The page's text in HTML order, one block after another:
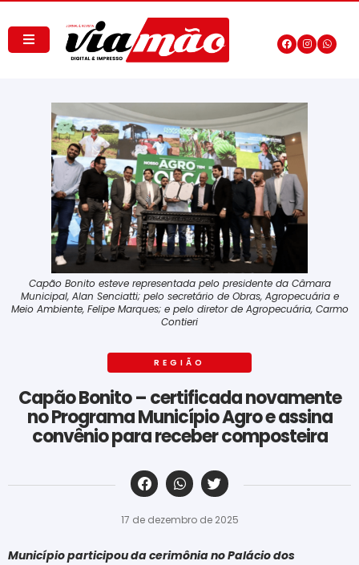
Capão Bonito esteve representada pelo presidente da Câmara
Municipal, Alan Senciatti; pelo secretário de Obras, Agropecuária e
Meio Ambiente, Felipe Marques; e pelo diretor de Agropecuária, Carmo
Contieri
REGIÃO
Capão Bonito – certificada novamente
no Programa Município Agro e assina
convênio para receber composteira
‎ ‎ ‎ ‎ ‎ ‎ ‎ ‎ ‎ ‎ ‎ ‎ ‎ ‎ ‎ ‎ ‎ ‎ ‎ ‎ ‎ ‎ ‎ ‎ ‎ ‎ ‎ ‎ ‎ ‎ ‎
17 de dezembro de 2025
Município participou da cerimônia no Palácio dos